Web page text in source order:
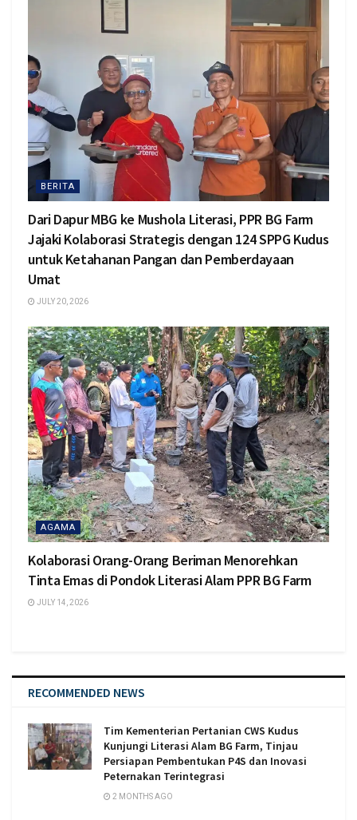
BERITA
Dari Dapur MBG ke Mushola Literasi, PPR BG Farm
Jajaki Kolaborasi Strategis dengan 124 SPPG Kudus
untuk Ketahanan Pangan dan Pemberdayaan
Umat
JULY 20, 2026
AGAMA
Kolaborasi Orang-Orang Beriman Menorehkan
Tinta Emas di Pondok Literasi Alam PPR BG Farm
JULY 14, 2026
RECOMMENDED NEWS
Tim Kementerian Pertanian CWS Kudus
Kunjungi Literasi Alam BG Farm, Tinjau
Persiapan Pembentukan P4S dan Inovasi
Peternakan Terintegrasi
2 MONTHS AGO